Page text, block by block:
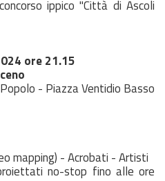
ippico "Città di Ascoli
ore 21.15
- Piazza Ventidio Basso
mapping) - Acrobati - Artisti
no-stop fino alle ore